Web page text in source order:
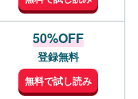
50%OFF
登録無料
無料で試し読み